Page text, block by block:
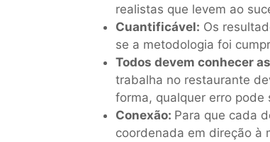
realistas que levem ao
Cuantificável: Os
se a metodologia foi
Todos devem conhecer
trabalha no restaurante
forma, qualquer erro
Conexão: Para que cada
coordenada em direção à